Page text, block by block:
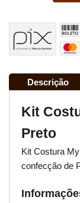
Descrição
Kit
Preto
Kit Costura
confecção de